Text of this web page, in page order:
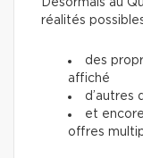
Désormais au
réalités
des
affiché
d’autres
et
offres